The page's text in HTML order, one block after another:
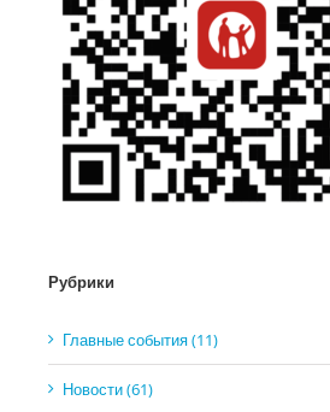
Рубрики
Главные события (11)
Новости (61)